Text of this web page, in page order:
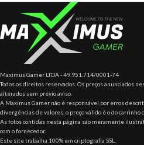
Maximus Gamer LTDA - 49.951.714/0001-74
Todos os direitos reservados. Os preços anunciados
alterados sem prévio aviso.
A Maximus Gamer não é responsável por erros
divergências de valores, o preço válido é o do carrinho
As fotos contidas nesta página são meramente
com o fornecedor.
Este site trabalha 100% em criptografia SSL.